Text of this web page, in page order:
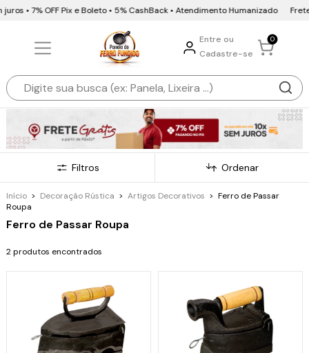
• 7% OFF Pix e Boleto • 5% CashBack • Atendimento Humanizado
Entre ou
Cadastre-se
0
Filtros Ordenar
Início > Decoração Rústica > Artigos Decorativos > Ferro de Passar
Roupa
Ferro de Passar Roupa
2 produtos encontrados